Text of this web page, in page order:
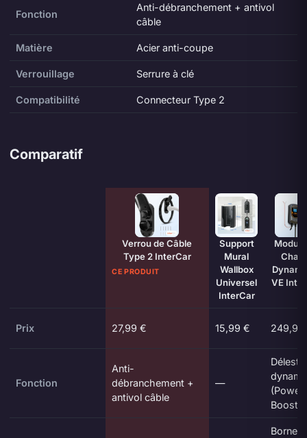
Fonction
Anti-débranchement + antivol
câble
Matière Acier anti-coupe
Verrouillage Serrure à clé
Compatibilité Connecteur Type 2
Comparatif
Verrou de Câble
Type 2 InterCar
CE PRODUIT
Support
Mural
Wallbox
Universel
InterCar
VE
Prix 27,99 € 15,99 € 249,99
Fonction
Anti-
débranchement +
antivol câble
—
(Power
Boost)
Bornes